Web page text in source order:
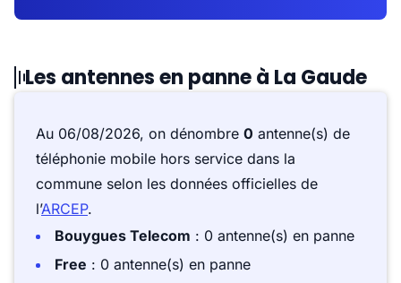
Les antennes en panne à La Gaude
Au 06/08/2026, on dénombre 0 antenne(s) de
téléphonie mobile hors service dans la
commune selon les données officielles de
l’ARCEP.
Bouygues Telecom : 0 antenne(s) en panne
Free : 0 antenne(s) en panne